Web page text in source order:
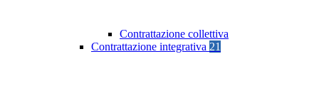
Contrattazione collettiva
Contrattazione integrativa 21